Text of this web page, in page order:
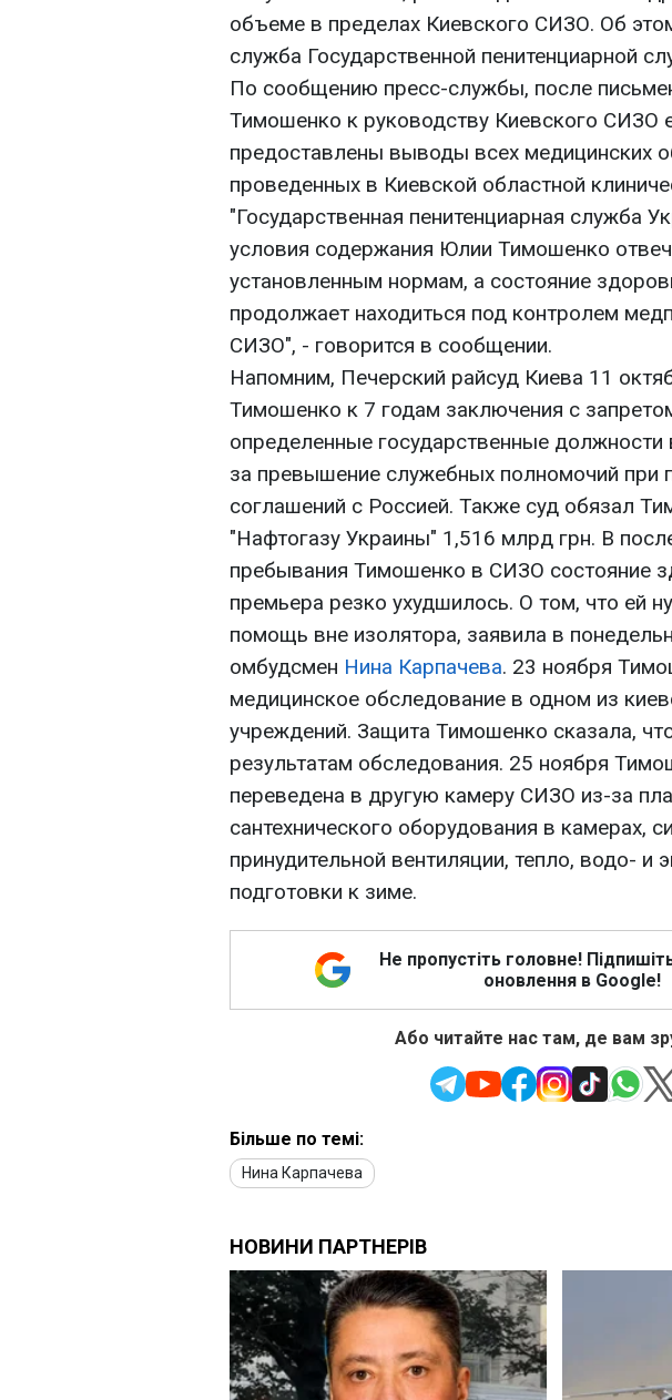
объеме в пределах Киевского СИЗО. Об
служба Государственной пенитенциарной
По сообщению пресс-службы, после
Тимошенко к руководству Киевского СИЗО
предоставлены выводы всех медицинских
проведенных в Киевской областной
"Государственная пенитенциарная служба
условия содержания Юлии Тимошенко
установленным нормам, а состояние
продолжает находиться под контролем
СИЗО", - говорится в сообщении.
Напомним, Печерский райсуд Киева 11
Тимошенко к 7 годам заключения с
определенные государственные должности
за превышение служебных полномочий при
соглашений с Россией. Также суд обязал
"Нафтогазу Украины" 1,516 млрд грн. В
пребывания Тимошенко в СИЗО состояние
премьера резко ухудшилось. О том, что ей
помощь вне изолятора, заявила в
омбудсмен Нина Карпачева. 23 ноября
медицинское обследование в одном из
учреждений. Защита Тимошенко сказала,
результатам обследования. 25 ноября
переведена в другую камеру СИЗО из-за
сантехнического оборудования в камерах,
принудительной вентиляции, тепло, водо- и
подготовки к зиме.
Не пропустіть головне!
оновлення в Google!
Або читайте нас там, де вам
Більше по темі:
Нина Карпачева